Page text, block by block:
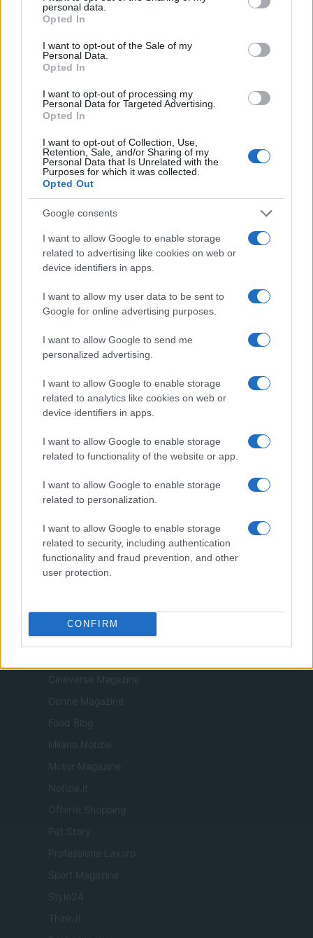
grant or deny consent to Google and its third-party tags to
use your data for below specified purposes in below Google
consent section.
personal data.
Opted In
I want to opt-out of the Sale of my
Personal Data.
Opted In
I want to opt-out of processing my
Personal Data for Targeted Advertising.
Opted In
I want to opt-out of Collection, Use,
Retention, Sale, and/or Sharing of my
Personal Data that Is Unrelated with the
Purposes for which it was collected.
Opted Out
Google consents
I want to allow Google to enable storage
related to advertising like cookies on web or
device identifiers in apps.
I want to allow my user data to be sent to
Google for online advertising purposes.
I want to allow Google to send me
personalized advertising.
I want to allow Google to enable storage
related to analytics like cookies on web or
device identifiers in apps.
I want to allow Google to enable storage
related to functionality of the website or app.
I want to allow Google to enable storage
related to personalization.
I want to allow Google to enable storage
related to security, including authentication
functionality and fraud prevention, and other
user protection.
CONFIRM
Ultimo aggiornamento: Marzo 2021
Cresci, investi, prospera ogni giorno. Money news,
investimenti, mutui, prestiti e credito.
SEZIONI
Money News
Investimenti
Prestiti
Credito
Contattaci
LEGALE
Cookie Policy
Privacy Policy
Note legali
money365.it è una proprietà di AdHub Media S.r.l. — REA 2729933
Copyright © 2026 · Edito da AdHub Media — Italia
I contenuti sono curati dalla redazione con il supporto di strumenti digitali e
realizzati in collaborazione con autori indipendenti.
ITALIA
Cineverse Magazine
Donne Magazine
Food Blog
Milano Notizie
Motor Magazine
Notizie.it
Offerte Shopping
Pet Story
Professione Lavoro
Sport Magazine
Style24
Think.it